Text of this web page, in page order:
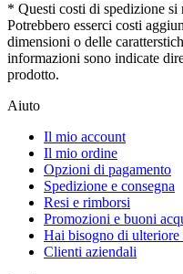
* Questi costi di spedizione si
Potrebbero esserci costi
dimensioni o delle
informazioni sono indicate
prodotto.
Aiuto
Il mio account
Il mio ordine
Opzioni di pagamento
Spedizione e consegna
Resi e rimborsi
Promozioni e buoni
Hai bisogno di ulteriore
Clienti aziendali